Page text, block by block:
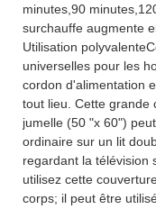
minutes,90
surchauffe augmente
Utilisation
universelles pour les
cordon d'alimentation
tout lieu. Cette grande
jumelle (50 "x 60")
ordinaire sur un lit
regardant la télévision
utilisez cette
corps; il peut être